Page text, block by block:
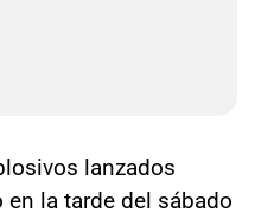
lanzados
la tarde del sábado